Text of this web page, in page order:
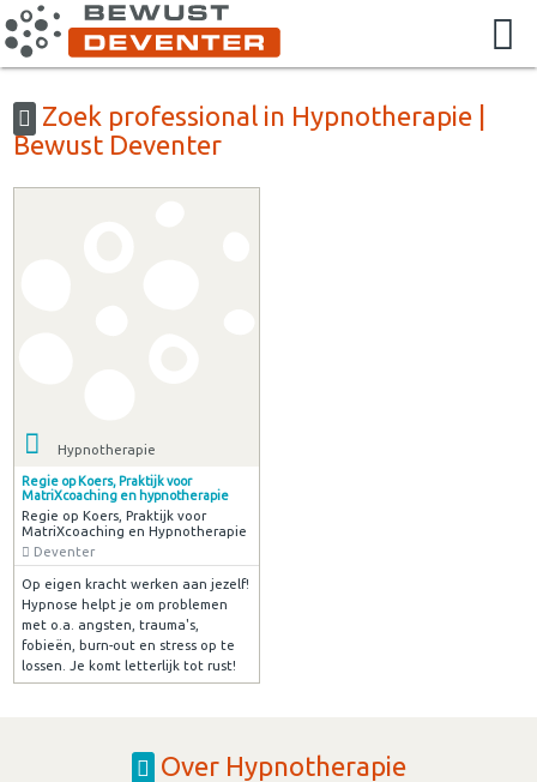
Zoek professional in Hypnotherapie |
Bewust Deventer
Hypnotherapie
Regie op Koers, Praktijk voor
MatriXcoaching en hypnotherapie
Regie op Koers, Praktijk voor
MatriXcoaching en Hypnotherapie
Deventer
Op eigen kracht werken aan jezelf!
Hypnose helpt je om problemen
met o.a. angsten, trauma's,
fobieën, burn-out en stress op te
lossen. Je komt letterlijk tot rust!
Over Hypnotherapie